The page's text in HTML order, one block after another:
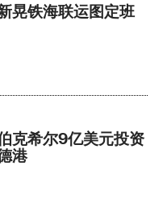
晃铁海联运图定班
克希尔9亿美元投资
港